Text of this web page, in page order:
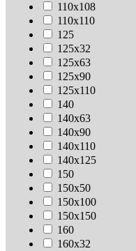
110х108
110х110
125
125х32
125х63
125х90
125х110
140
140х63
140х90
140х110
140х125
150
150х50
150х100
150х150
160
160х32